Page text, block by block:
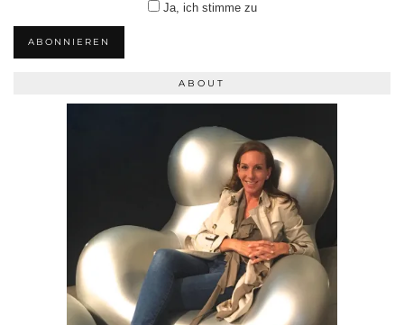
Ja, ich stimme zu
ABONNIEREN
ABOUT